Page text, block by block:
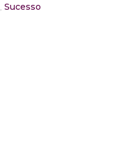
Sucesso